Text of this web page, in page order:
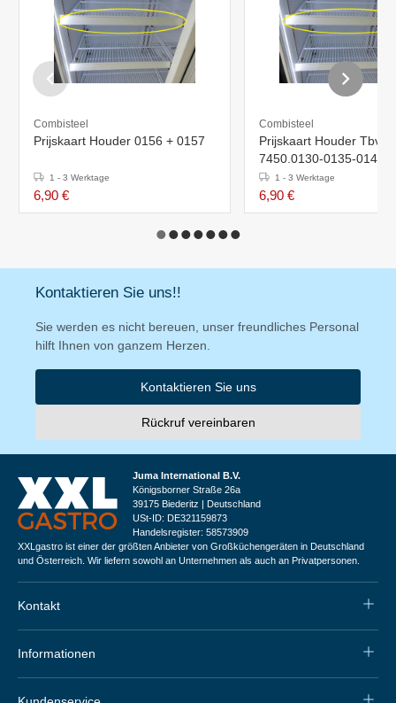
Combisteel
Prijskaart Houder 0156 + 0157
1 - 3 Werktage
6,90 €
Combisteel
Prijskaart Houder Tbv
7450.0130-0135-0140-
1 - 3 Werktage
6,90 €
Kontaktieren Sie uns!!
Sie werden es nicht bereuen, unser freundliches Personal
hilft Ihnen von ganzem Herzen.
Kontaktieren Sie uns
Rückruf vereinbaren
Juma International B.V.
Königsborner Straße 26a
39175 Biederitz | Deutschland
USt-ID: DE321159873
Handelsregister: 58573909
XXLgastro ist einer der größten Anbieter von Großküchengeräten in Deutschland
und Österreich. Wir liefern sowohl an Unternehmen als auch an Privatpersonen.
Kontakt
Informationen